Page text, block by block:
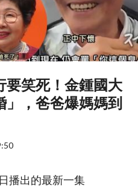
要笑死！金鍾國大
，爸爸爆媽媽到
播出的最新一集